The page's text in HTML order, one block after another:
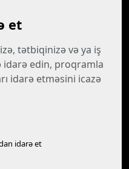
et
tətbiqinizə və ya iş
idarə edin, proqramla
idarə etməsini icazə
idarə et